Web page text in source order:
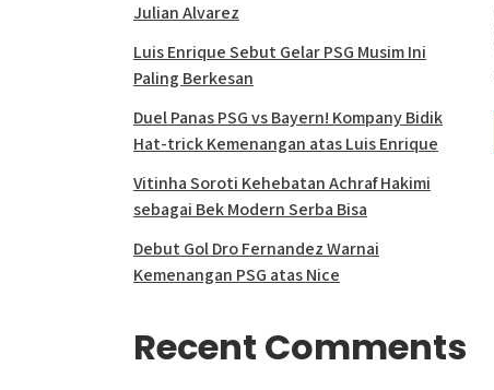
Julian Alvarez
Luis Enrique Sebut Gelar PSG Musim Ini
Paling Berkesan
Duel Panas PSG vs Bayern! Kompany Bidik
Hat-trick Kemenangan atas Luis Enrique
Vitinha Soroti Kehebatan Achraf Hakimi
sebagai Bek Modern Serba Bisa
Debut Gol Dro Fernandez Warnai
Kemenangan PSG atas Nice
Recent Comments